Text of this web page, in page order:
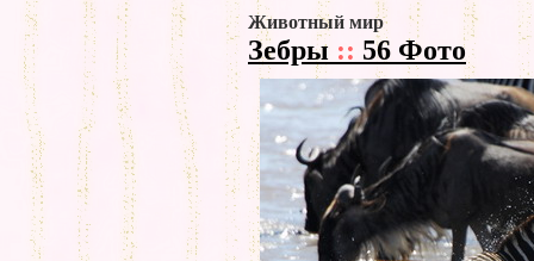
Животный мир
Зебры :: 56 Фото